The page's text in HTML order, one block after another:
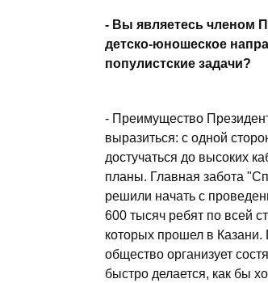
- Вы являетесь членом
детско-юношеское
популистские задачи?
- Преимущество
выразиться: с одной
достучаться до высоких
планы. Главная забота
решили начать с
600 тысяч ребят по всей
которых прошел в
общество организует
быстро делается, как бы